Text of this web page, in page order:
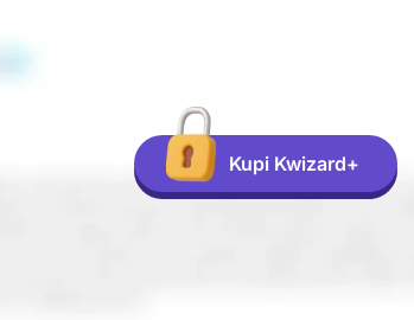
Kupi Kwizard+